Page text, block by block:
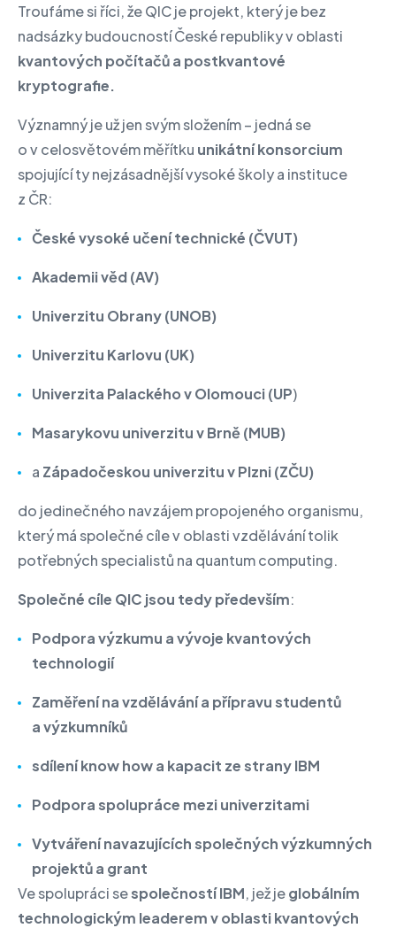
Troufáme si říci, že QIC je projekt, který je bez
nadsázky budoucností České republiky v oblasti
kvantových počítačů a postkvantové
kryptografie.
Významný je už jen svým složením – jedná se
o v celosvětovém měřítku unikátní konsorcium
spojující ty nejzásadnější vysoké školy a instituce
z ČR:
České vysoké učení technické (ČVUT)
Akademii věd (AV)
Univerzitu Obrany (UNOB)
Univerzitu Karlovu (UK)
Univerzita Palackého v Olomouci (UP)
Masarykovu univerzitu v Brně (MUB)
a Západočeskou univerzitu v Plzni (ZČU)
do jedinečného navzájem propojeného organismu,
který má společné cíle v oblasti vzdělávání tolik
potřebných specialistů na quantum computing.
Společné cíle QIC jsou tedy především:
Podpora výzkumu a vývoje kvantových
technologií
Zaměření na vzdělávání a přípravu studentů
a výzkumníků
sdílení know how a kapacit ze strany IBM
Podpora spolupráce mezi univerzitami
Vytváření navazujících společných výzkumných
projektů a grant
Ve spolupráci sespolečností IBM, jež jeglobálním
technologickým leaderem v oblasti kvantových